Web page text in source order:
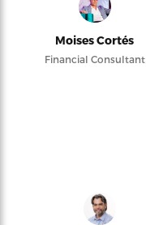
Moises Cortés
Financial Consultant